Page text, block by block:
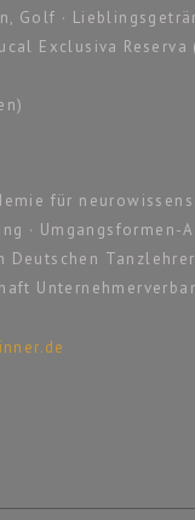
Golf ·
Exclusiva
für
·